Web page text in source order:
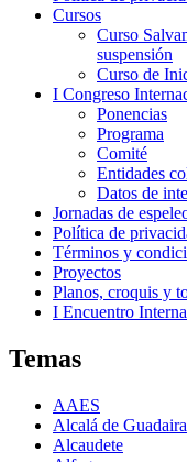
Cursos
Curso
suspensión
Curso de
I Congreso
Ponencias
Programa
Comité
Entidades
Datos de
Jornadas de
Política de
Términos y
Proyectos
Planos, croquis y
I Encuentro
Temas
AAES
Alcalá de Guadaira
Alcaudete